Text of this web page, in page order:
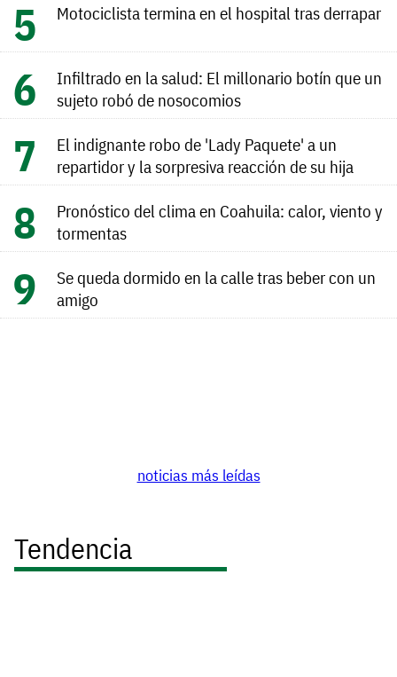
Motociclista termina en el hospital tras derrapar
Infiltrado en la salud: El millonario botín que un
sujeto robó de nosocomios
El indignante robo de 'Lady Paquete' a un
repartidor y la sorpresiva reacción de su hija
Pronóstico del clima en Coahuila: calor, viento y
tormentas
Se queda dormido en la calle tras beber con un
amigo
noticias más leídas
Tendencia